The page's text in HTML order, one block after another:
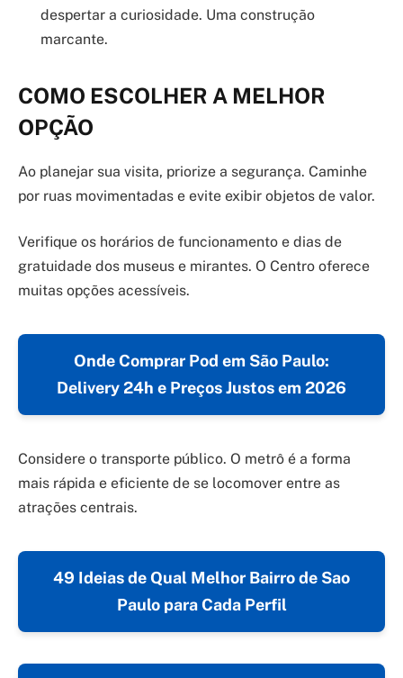
despertar a curiosidade. Uma construção
marcante.
COMO ESCOLHER A MELHOR
OPÇÃO
Ao planejar sua visita, priorize a segurança. Caminhe
por ruas movimentadas e evite exibir objetos de valor.
Verifique os horários de funcionamento e dias de
gratuidade dos museus e mirantes. O Centro oferece
muitas opções acessíveis.
Onde Comprar Pod em São Paulo:
Delivery 24h e Preços Justos em 2026
Considere o transporte público. O metrô é a forma
mais rápida e eficiente de se locomover entre as
atrações centrais.
49 Ideias de Qual Melhor Bairro de Sao
Paulo para Cada Perfil